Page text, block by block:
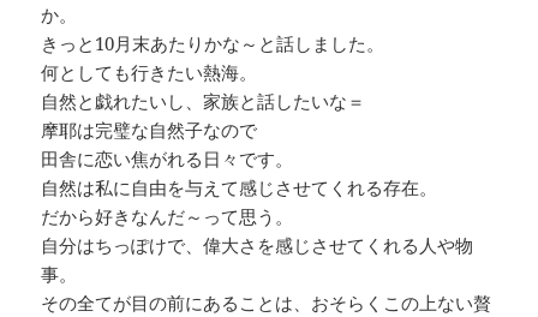
か。
きっと10月末あたりかな～と話しました。
何としても行きたい熱海。
自然と戯れたいし、家族と話したいな＝
摩耶は完璧な自然子なので
田舎に恋い焦がれる日々です。
自然は私に自由を与えて感じさせてくれる存在。
だから好きなんだ～って思う。
自分はちっぽけで、偉大さを感じさせてくれる人や物
事。
その全てが目の前にあることは、おそらくこの上ない贅